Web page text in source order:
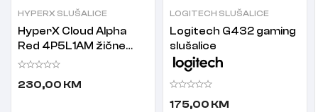
HYPERX SLUŠALICE
HyperX Cloud Alpha
Red 4P5L1AM žične
gaming slušalice sa
230,00 KM
LOGITECH SLUŠALICE
Logitech G432 gaming
slušalice
175,00 KM